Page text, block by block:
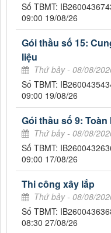
Số TBMT:
09:00 19/08/26
Gói thầu số 15:
liệu
Thứ bảy - 08/08/
Số TBMT:
09:00 19/08/26
Gói thầu số 9:
Thứ bảy - 08/08/
Số TBMT:
09:00 17/08/26
Thi công xây lắp
Thứ bảy - 08/08/
Số TBMT:
08:30 27/08/26